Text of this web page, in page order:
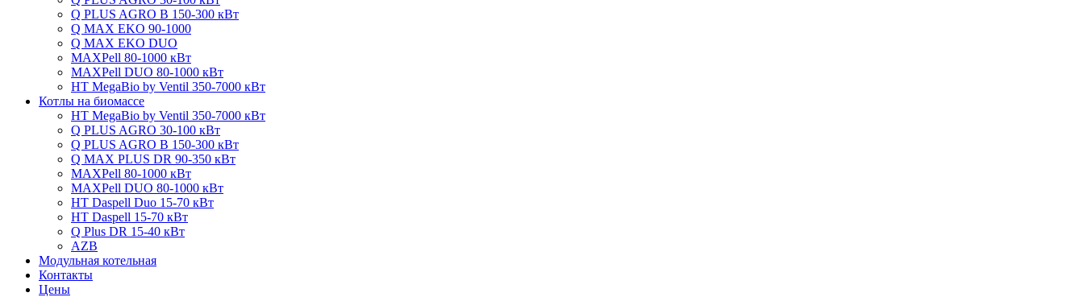
Q PLUS AGRO B 150-300 кВт
Q MAX EKO 90-1000
Q MAX EKO DUO
MAXPell 80-1000 кВт
MAXPell DUO 80-1000 кВт
HT MegaBio by Ventil 350-7000 кВт
Котлы на биомассе
HT MegaBio by Ventil 350-7000 кВт
Q PLUS AGRO 30-100 кВт
Q PLUS AGRO B 150-300 кВт
Q MAX PLUS DR 90-350 кВт
MAXPell 80-1000 кВт
MAXPell DUO 80-1000 кВт
HT Daspell Duo 15-70 кВт
HT Daspell 15-70 кВт
Q Plus DR 15-40 кВт
AZB
Модульная котельная
Контакты
Цены